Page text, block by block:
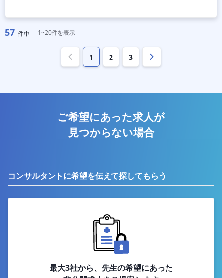
57 件中 1~20件を表示
1 2 3
ご希望にあった求人が
見つからない場合
コンサルタントに希望を伝えて探してもらう
最大3社から、先生の希望にあった